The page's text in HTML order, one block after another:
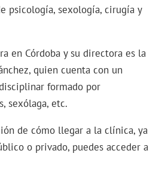
psicología, sexología, cirugía y
en Córdoba y su directora es la
quien cuenta con un
formado por
sexólaga, etc.
de cómo llegar a la clínica, ya
o privado, puedes acceder a